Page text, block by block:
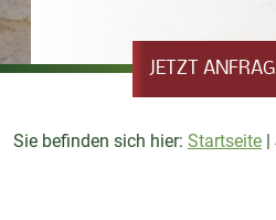
JETZT
Sie befinden sich hier: Startseite |